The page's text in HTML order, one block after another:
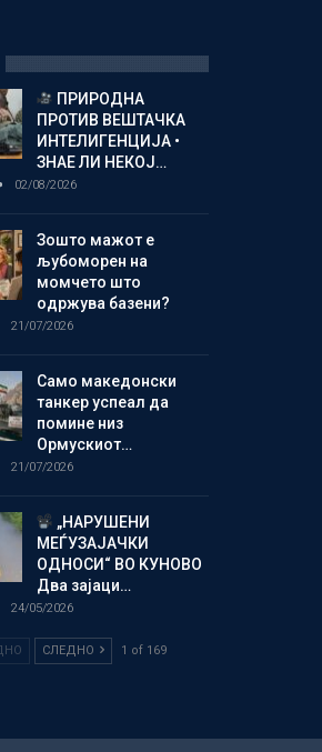
ПРИРОДНА
ПРОТИВ ВЕШТАЧКА
ИНТЕЛИГЕНЦИЈА •
ЗНАЕ ЛИ НЕКОЈ…
02/08/2026
Зошто мажот е
љубоморен на
момчето што
одржува базени?
21/07/2026
Само македонски
танкер успеал да
помине низ
Ормускиот…
21/07/2026
„НАРУШЕНИ
МЕЃУЗАЈАЧКИ
ОДНОСИ“ ВО КУНОВО
Два зајаци…
24/05/2026
СЛЕДНО 1 of 169